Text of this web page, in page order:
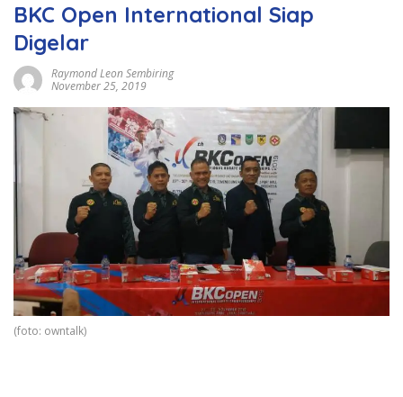
BKC Open International Siap
Digelar
Raymond Leon Sembiring
November 25, 2019
(foto: owntalk)